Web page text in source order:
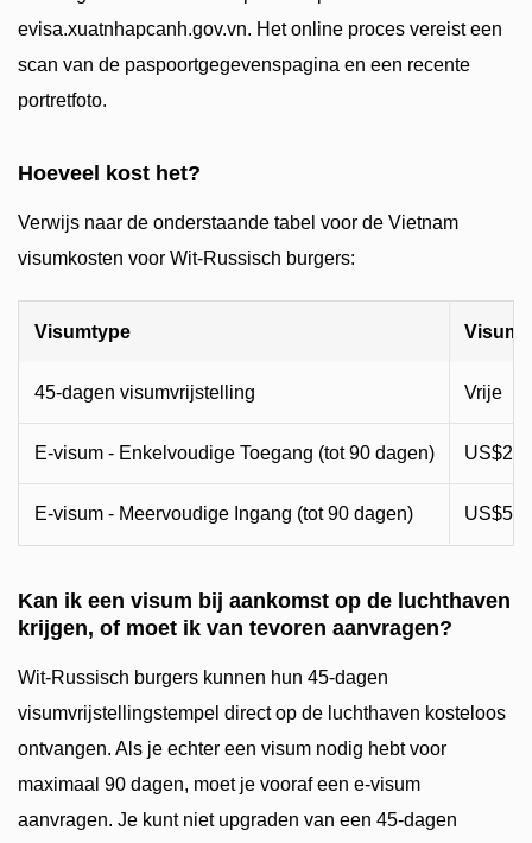
evisa.xuatnhapcanh.gov.vn. Het online proces vereist een
scan van de paspoortgegevenspagina en een recente
portretfoto.
Hoeveel kost het?
Verwijs naar de onderstaande tabel voor de Vietnam
visumkosten voor Wit-Russisch burgers:
Visumtype
45-dagen visumvrijstelling Vrije
E-visum - Enkelvoudige Toegang (tot 90 dagen) US$25
E-visum - Meervoudige Ingang (tot 90 dagen) US$50
Kan ik een visum bij aankomst op de luchthaven
krijgen, of moet ik van tevoren aanvragen?
Wit-Russisch burgers kunnen hun 45-dagen
visumvrijstellingstempel direct op de luchthaven kosteloos
ontvangen. Als je echter een visum nodig hebt voor
maximaal 90 dagen, moet je vooraf een e-visum
aanvragen. Je kunt niet upgraden van een 45-dagen